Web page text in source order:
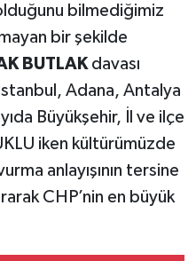
bilmediğimiz
bir şekilde
BUTLAKdavası
Adana, Antalya
Büyükşehir, İl ve ilçe
iken kültürümüzde
anlayışının tersine
CHP’nin en büyük